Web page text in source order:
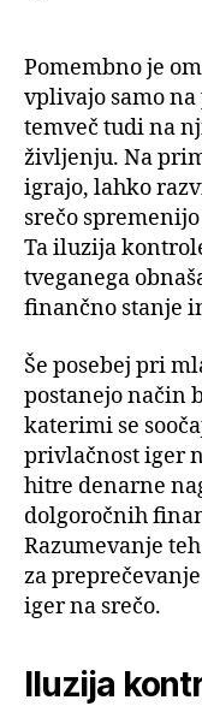
Pomembno je
vplivajo samo
temveč tudi na
življenju. Na
igrajo, lahko
srečo
Ta iluzija
tveganega
finančno stanje
Še posebej pri
postanejo način
katerimi se
privlačnost iger
hitre denarne
dolgoročnih
Razumevanje
za
iger na srečo.
Iluzija